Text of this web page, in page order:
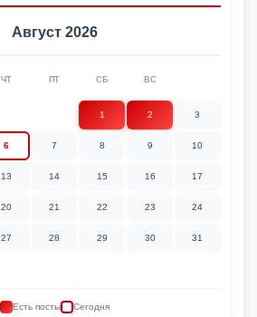
Август 2026
ЧТ ПТ СБ ВС
1 2 3
6 7 8 9 10
13 14 15 16 17
20 21 22 23 24
27 28 29 30 31
Есть посты Сегодня